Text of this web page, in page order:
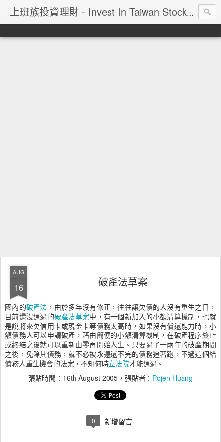
上班族投資理財 - Invest In Taiwan Stock Market
AUG
16 破產法草案
國內的破產法 ，由於多年沒有修正，往往讓欠債的人沒有重生之日，
目前還沒通過的破產法草案中，有一個新加入的小額清算機制，也就
是說將來欠信用卡或現金卡等債務太高時，如果沒有償還能力時，小
額債務人可以申請破產，藉由簡便的小額清算機制，在破產程序終止
或終結之後就可以重新由零再開始人生。只要過了一兩年的破產期間
之後，免除其債務，就不必被永遠還不完的債務追著跑，不過這個給
債務人重生機會的法案，不知何時立法院才能通過。
張貼時間： 16th August 2005 ，張貼者： Pojen Huang
0 新增留言